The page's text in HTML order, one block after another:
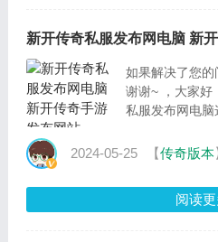
新开传奇私服发布网电脑 新
如果解决了您的
谢谢~ ，大家好
私服发布网电脑
道，因此呢，今
2024-05-25 【传奇版本
阅读